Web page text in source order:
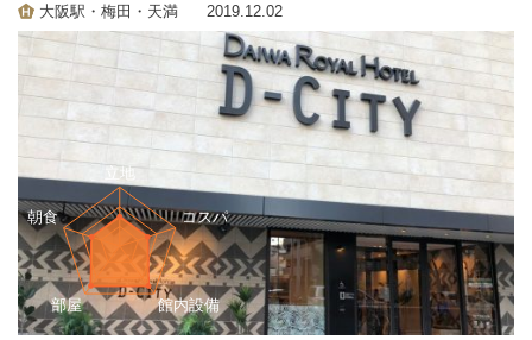
大阪駅・梅田・天満 2019.12.02